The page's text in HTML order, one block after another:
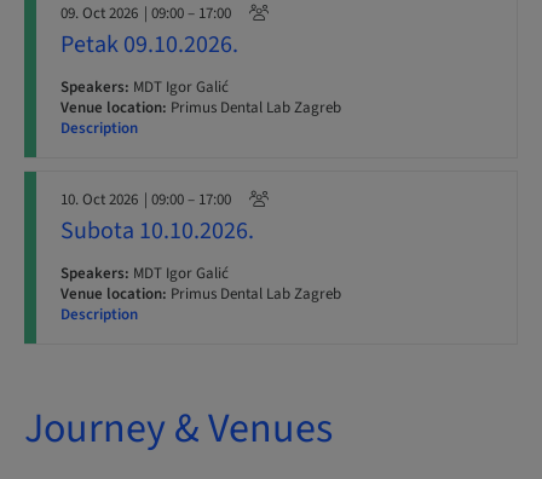
09. Oct 2026 | 09:00 – 17:00
Petak 09.10.2026.
Speakers: MDT Igor Galić
Venue location: Primus Dental Lab Zagreb
Description
10. Oct 2026 | 09:00 – 17:00
Subota 10.10.2026.
Speakers: MDT Igor Galić
Venue location: Primus Dental Lab Zagreb
Description
Journey & Venues